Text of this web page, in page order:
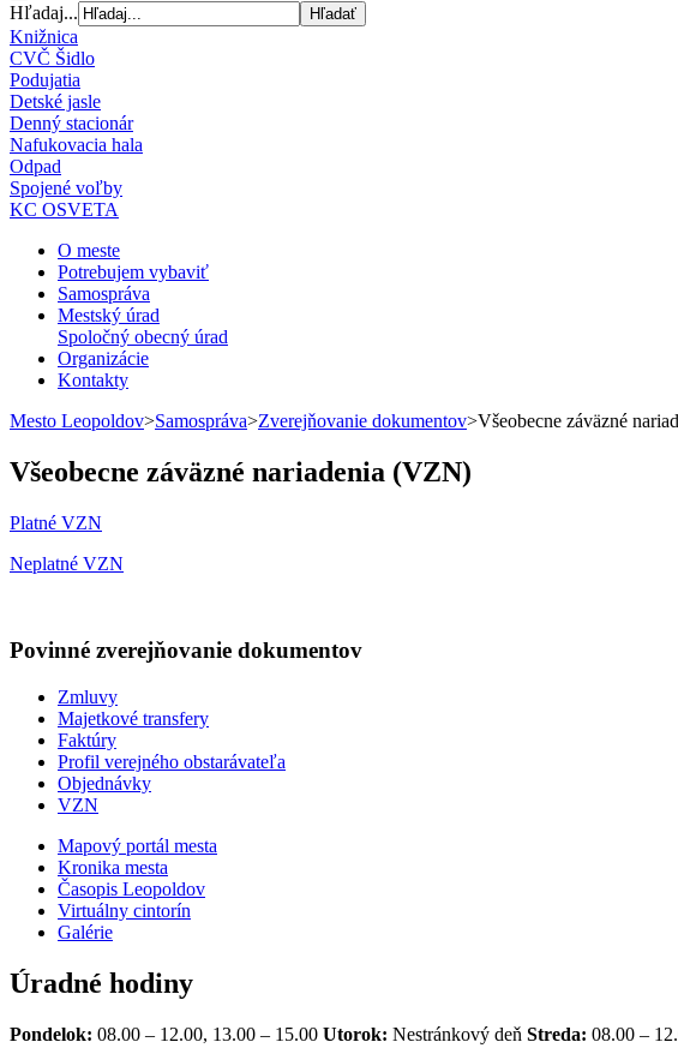
Hľadaj...
Knižnica
CVČ Šidlo
Podujatia
Detské jasle
Denný stacionár
Nafukovacia hala
Odpad
Spojené voľby
KC OSVETA
O meste
Potrebujem vybaviť
Samospráva
Mestský úrad
Spoločný obecný úrad
Organizácie
Kontakty
Mesto Leopoldov>Samospráva>Zverejňovanie dokumentov>Všeobecne záväzné
Všeobecne záväzné nariadenia (VZN)
Platné VZN
Neplatné VZN
Povinné zverejňovanie dokumentov
Zmluvy
Majetkové transfery
Faktúry
Profil verejného obstarávateľa
Objednávky
VZN
Mapový portál mesta
Kronika mesta
Časopis Leopoldov
Virtuálny cintorín
Galérie
Úradné hodiny
Pondelok: 08.00 – 12.00, 13.00 – 15.00 Utorok: Nestránkový deň Streda: 08.00 –